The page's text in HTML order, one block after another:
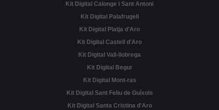
Kit Digital Calonge i Sant Antoni
Kit Digital Palafrugell
Kit Digital Platja d'Aro
Kit Digital Castell d'Aro
Kit Digital Vall-llobrega
Kit Digital Begur
Kit Digital Mont-ras
Kit Digital Sant Feliu de Guíxols
Kit Digital Santa Cristina d'Aro